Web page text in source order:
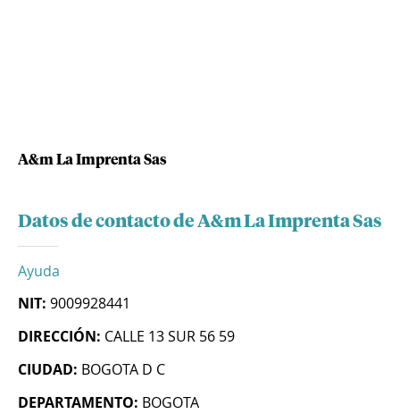
A&m La Imprenta Sas
Datos de contacto de A&m La Imprenta Sas
Ayuda
NIT: 9009928441
DIRECCIÓN: CALLE 13 SUR 56 59
CIUDAD: BOGOTA D C
DEPARTAMENTO: BOGOTA